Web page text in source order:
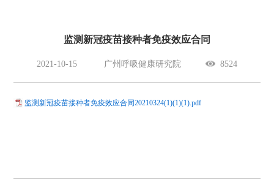
监测新冠疫苗接种者免疫效应合同
2021-10-15 广州呼吸健康研究院 8524
监测新冠疫苗接种者免疫效应合同20210324(1)(1)(1).pdf